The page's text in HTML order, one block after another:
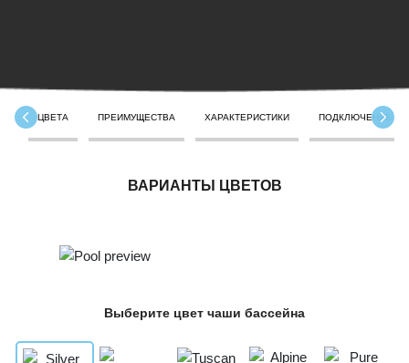
ЦВЕТА ПРЕИМУЩЕСТВА ХАРАКТЕРИСТИКИ ПОДКЛЮЧЕНИЕ
ВАРИАНТЫ ЦВЕТОВ
Выберите цвет чаши бассейна